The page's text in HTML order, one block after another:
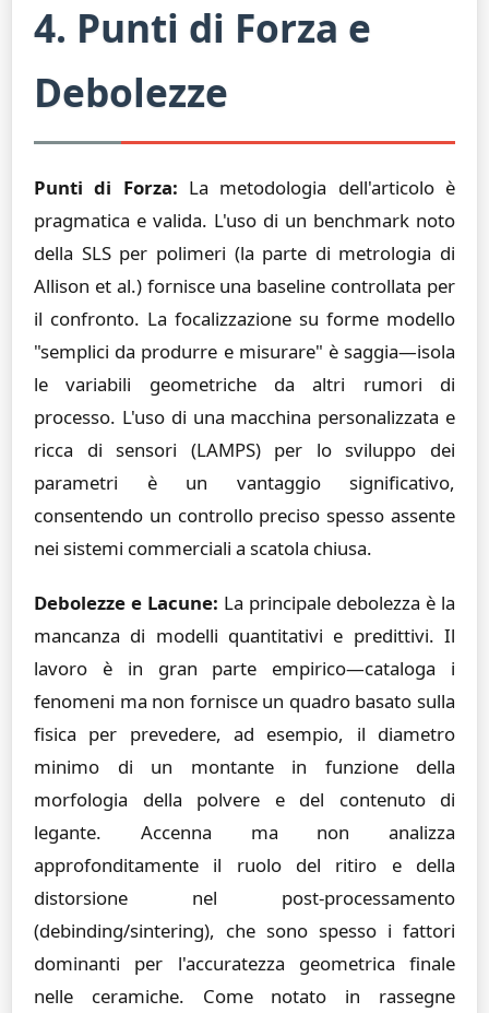
4. Punti di Forza e
Debolezze
Punti di Forza: La metodologia dell'articolo è
pragmatica e valida. L'uso di un benchmark noto
della SLS per polimeri (la parte di metrologia di
Allison et al.) fornisce una baseline controllata per
il confronto. La focalizzazione su forme modello
"semplici da produrre e misurare" è saggia—isola
le variabili geometriche da altri rumori di
processo. L'uso di una macchina personalizzata e
ricca di sensori (LAMPS) per lo sviluppo dei
parametri è un vantaggio significativo,
consentendo un controllo preciso spesso assente
nei sistemi commerciali a scatola chiusa.
Debolezze e Lacune: La principale debolezza è la
mancanza di modelli quantitativi e predittivi. Il
lavoro è in gran parte empirico—cataloga i
fenomeni ma non fornisce un quadro basato sulla
fisica per prevedere, ad esempio, il diametro
minimo di un montante in funzione della
morfologia della polvere e del contenuto di
legante. Accenna ma non analizza
approfonditamente il ruolo del ritiro e della
distorsione nel post-processamento
(debinding/sintering), che sono spesso i fattori
dominanti per l'accuratezza geometrica finale
nelle ceramiche. Come notato in rassegne